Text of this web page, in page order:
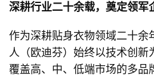
深耕行业二十余载，奠定领军
作为深耕贴身衣物领域二十余
人（欧迪芬）始终以技术创新
覆盖高、中、低端市场的多品